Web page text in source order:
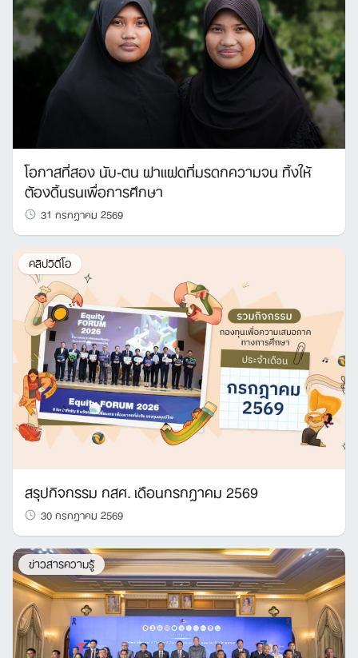
โอกาสที่สอง นับ-ตน ฝาแฝดที่มรดกความจน ทิ้งให้
ต้องดิ้นรนเพื่อการศึกษา
31 กรกฎาคม 2569
คลิปวิดีโอ
สรุปกิจกรรม กสศ. เดือนกรกฎาคม 2569
30 กรกฎาคม 2569
ข่าวสารความรู้